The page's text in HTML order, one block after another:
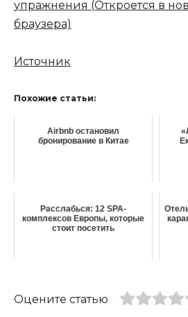
упражнения (Откроется в
браузера)
Источник
Похожие статьи:
Airbnb остановил
бронирование в Китае
Расслабься: 12 SPA-
комплексов Европы, которые
стоит посетить
Оцените статью